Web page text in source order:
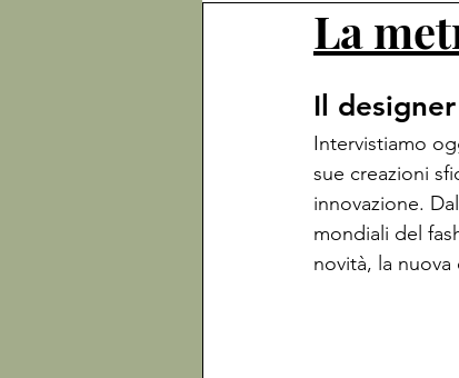
La
Il
Intervistiamo
sue creazioni
innovazione.
mondiali del
novità, la nuova